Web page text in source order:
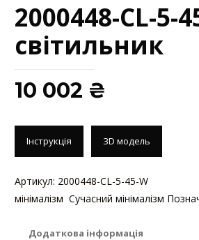
2000448-CL-5-
світильник
10 002 ₴
Інструкція 3D модель
Артикул: 2000448-CL-5-45-W
мінімалізм Сучасний мінімалізм
Додаткова інформація